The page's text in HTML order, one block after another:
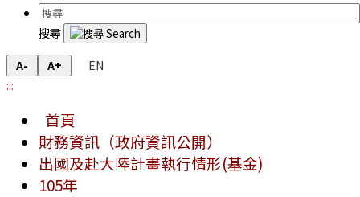
搜尋
A- A+
EN
:::
首頁
財務資訊（政府資訊公開）
出國及赴大陸計畫執行情形(基金)
105年